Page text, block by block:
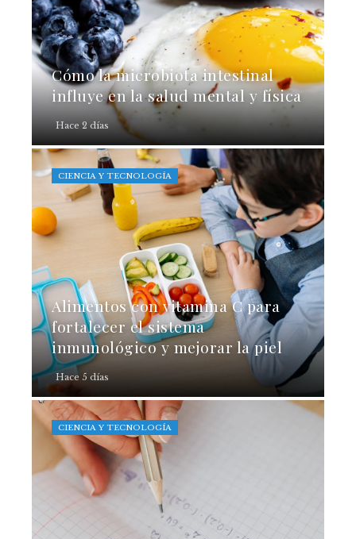
Cómo la microbiota intestinal
influye en la salud mental y física
Hace 2 días
CIENCIA Y TECNOLOGÍA
Alimentos con vitamina C para
fortalecer el sistema
inmunológico y mejorar la piel
Hace 5 días
CIENCIA Y TECNOLOGÍA